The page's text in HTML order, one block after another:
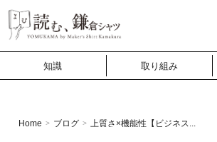
知識 取り組み
Home > ブログ > 上質さ×機能性【ビジネス...